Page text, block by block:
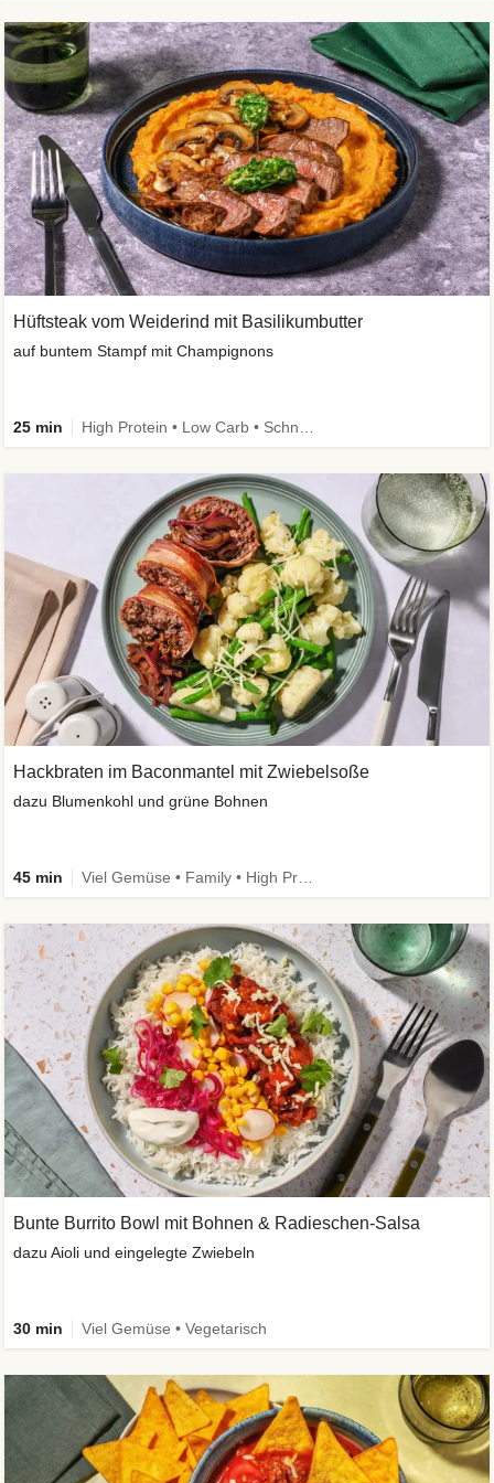
Hüftsteak vom Weiderind mit Basilikumbutter
auf buntem Stampf mit Champignons
25 min
Hackbraten im Baconmantel mit Zwiebelsoße
dazu Blumenkohl und grüne Bohnen
45 min
Bunte Burrito Bowl mit Bohnen & Radieschen-Salsa
dazu Aioli und eingelegte Zwiebeln
30 min Viel Gemüse • Vegetarisch